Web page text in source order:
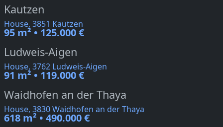
Kautzen
House, 3851 Kautzen
95 m² • 125.000 €
Ludweis-Aigen
House, 3762 Ludweis-Aigen
91 m² • 119.000 €
Waidhofen an der Thaya
House, 3830 Waidhofen an der Thaya
618 m² • 490.000 €